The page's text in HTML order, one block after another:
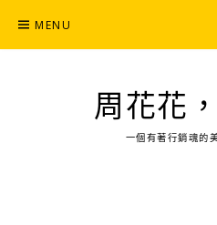
content
MENU
周花花
一個有著行銷魂的